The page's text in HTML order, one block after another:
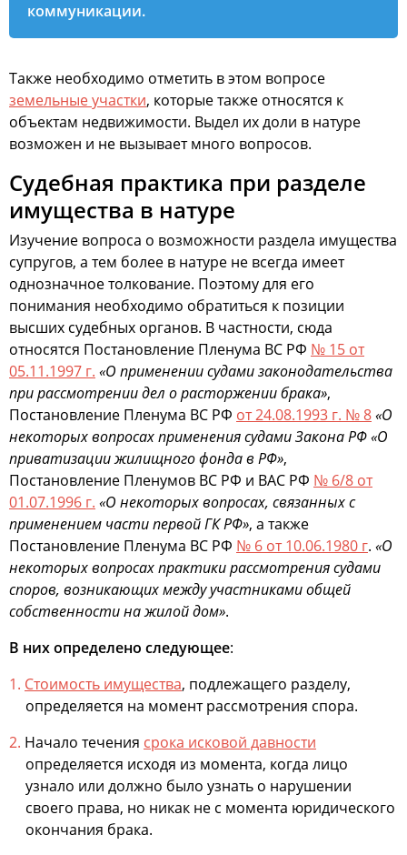
коммуникации.
Также необходимо отметить в этом вопросе
земельные участки, которые также относятся к
объектам недвижимости. Выдел их доли в натуре
возможен и не вызывает много вопросов.
Судебная практика при разделе
имущества в натуре
Изучение вопроса о возможности раздела имущества
супругов, а тем более в натуре не всегда имеет
однозначное толкование. Поэтому для его
понимания необходимо обратиться к позиции
высших судебных органов. В частности, сюда
относятся Постановление Пленума ВС РФ № 15 от
05.11.1997 г. «О применении судами законодательства
при рассмотрении дел о расторжении брака»,
Постановление Пленума ВС РФ от 24.08.1993 г. № 8«О
некоторых вопросах применения судами Закона РФ «О
приватизации жилищного фонда в РФ»,
Постановление Пленумов ВС РФ и ВАС РФ № 6/8 от
01.07.1996 г. «О некоторых вопросах, связанных с
применением части первой ГК РФ», а также
Постановление Пленума ВС РФ № 6 от 10.06.1980 г. «О
некоторых вопросах практики рассмотрения судами
споров, возникающих между участниками общей
собственности на жилой дом».
В них определено следующее:
Стоимость имущества, подлежащего разделу,
определяется на момент рассмотрения спора.
Начало течения срока исковой давности
определяется исходя из момента, когда лицо
узнало или должно было узнать о нарушении
своего права, но никак не с момента юридического
окончания брака.